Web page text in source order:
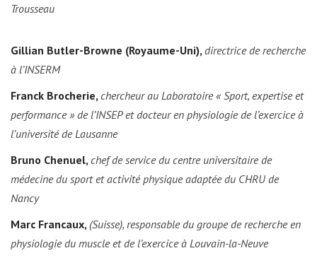
Trousseau
Gillian Butler-Browne (Royaume-Uni), directrice de recherche
à l’INSERM
Franck Brocherie, chercheur au Laboratoire « Sport, expertise et
performance » de l’INSEP et docteur en physiologie de l’exercice à
l’université de Lausanne
Bruno Chenuel, chef de service du centre universitaire de
médecine du sport et activité physique adaptée du CHRU de
Nancy
Marc Francaux, (Suisse), responsable du groupe de recherche en
physiologie du muscle et de l’exercice à Louvain-la-Neuve